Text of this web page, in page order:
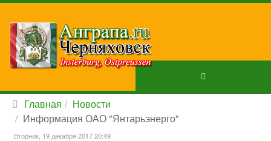
Главная
Новости
Информация ОАО "Янтарьэнерго"
Вторник, 19 декабря 2017 20:49